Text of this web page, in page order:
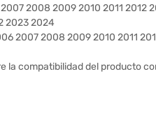
2008 2009 2010 2011 2012
2023 2024
2007 2008 2009 2010 2011
la compatibilidad del producto